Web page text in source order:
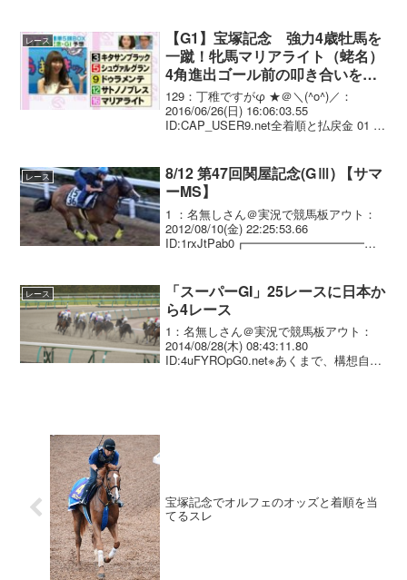
ートル）に出走予定...
レース
【G1】宝塚記念 強力4歳牡馬を
一蹴！牝馬マリアライト（蛯名）
4角進出ゴール前の叩き合いを制
しG1･2勝目！
129：丁稚ですがφ ★＠＼(^o^)／：
2016/06/26(日) 16:06:03.55
ID:CAP_USER9.net全着順と払戻金 01 8
レース
8/12 第47回関屋記念(GⅢ) 【サマ
ーMS】
1 ：名無しさん＠実況で競馬板アウト：
2012/08/10(金) 22:25:53.66
ID:1rxJtPab0┏━━━━━━━━━━┓
念(...
レース
「スーパーGI」25レースに日本か
ら4レース
1：名無しさん＠実況で競馬板アウト：
2014/08/28(木) 08:43:11.80
ID:4uFYROpG0.net※あくまで、構想自体
宝塚記念でオルフェのオッズと着順を当
てるスレ